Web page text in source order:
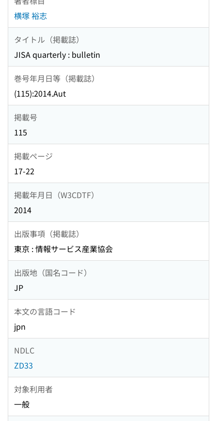
横塚 裕志
タイトル（掲載誌）
JISA quarterly : bulletin
巻号年月日等（掲載誌）
(115):2014.Aut
掲載号
115
掲載ページ
17-22
掲載年月日（W3CDTF）
2014
出版事項（掲載誌）
東京 : 情報サービス産業協会
出版地（国名コード）
JP
本文の言語コード
jpn
NDLC
ZD33
対象利用者
一般